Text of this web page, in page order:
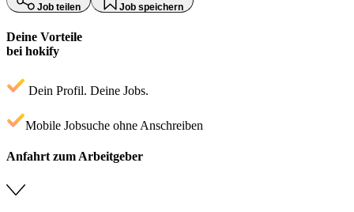
Job teilen Job speichern
Deine Vorteile
bei hokify
Dein Profil. Deine Jobs.
Mobile Jobsuche ohne Anschreiben
Anfahrt zum Arbeitgeber